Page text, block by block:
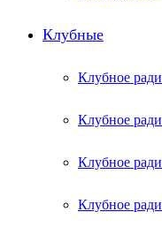
Клубные
Клубное
Клубное
Клубное
Клубное